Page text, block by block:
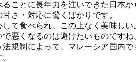
ことに長年力を注いできた日本
さ・対応に驚くばかりです。
して食べられ、この上なく美味し
で悪くなるのは避けたいものですね
規制によって、マレーシア国内